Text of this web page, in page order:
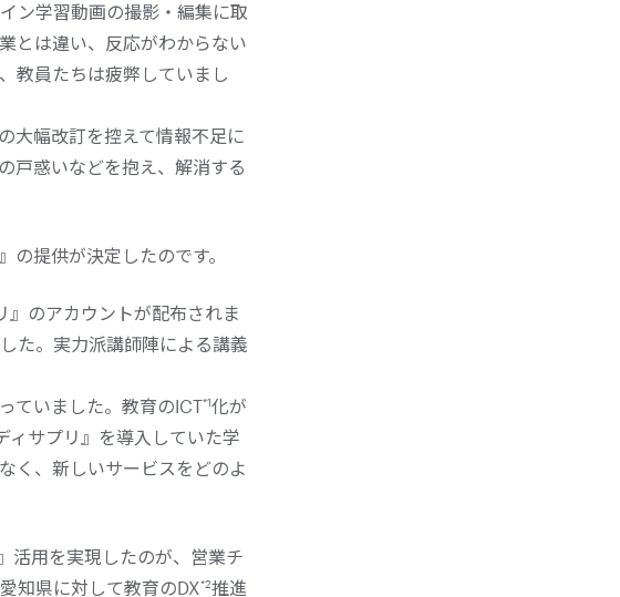
ン学習動画の撮影・編集に取
とは違い、反応がわからない
教員たちは疲弊していまし
大幅改訂を控えて情報不足に
戸惑いなどを抱え、解消する
提供が決定したのです。
』のアカウントが配布されま
た。実力派講師陣による講義
ていました。教育のICT*1化が
ィサプリ』を導入していた学
く、新しいサービスをどのよ
活用を実現したのが、営業チ
知県に対して教育のDX*2推進